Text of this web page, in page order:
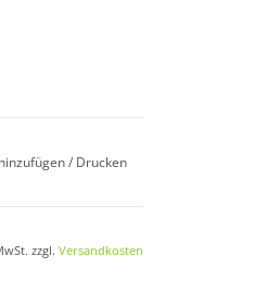
/ Drucken
zzgl. Versandkosten